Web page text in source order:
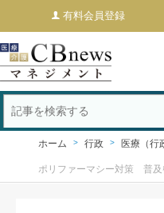
有料会員登録
ホーム 行政 医療（行
ポリファーマシー対策 普及